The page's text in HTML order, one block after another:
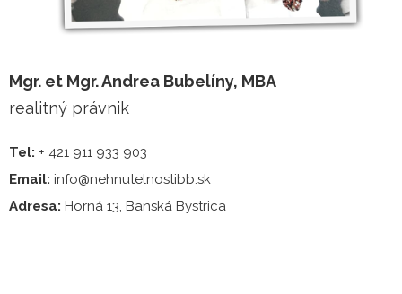
Mgr. et Mgr. Andrea Bubelíny, MBA
realitný právnik
Tel: + 421 911 933 903
Email: info@nehnutelnostibb.sk
Adresa: Horná 13, Banská Bystrica